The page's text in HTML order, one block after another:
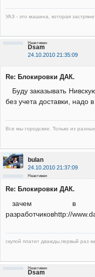
УАЗ - это машина, которая
Dsam
24.10.2010 21:35:09
Неактивен
Re: Блокировки ДАК.
Буду заказывать
без учета доставки, надо
Все мы городские. Только из
bulan
24.10.2010 21:37:09
Неактивен
Re: Блокировки ДАК.
зачем в
разработчиковhttp://
скупой платит дважды,первый раз
Dsam
Неактивен